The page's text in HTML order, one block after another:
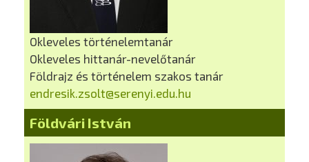
Okleveles történelemtanár
Okleveles hittanár-nevelőtanár
Földrajz és történelem szakos tanár
endresik.zsolt@serenyi.edu.hu
Földvári István